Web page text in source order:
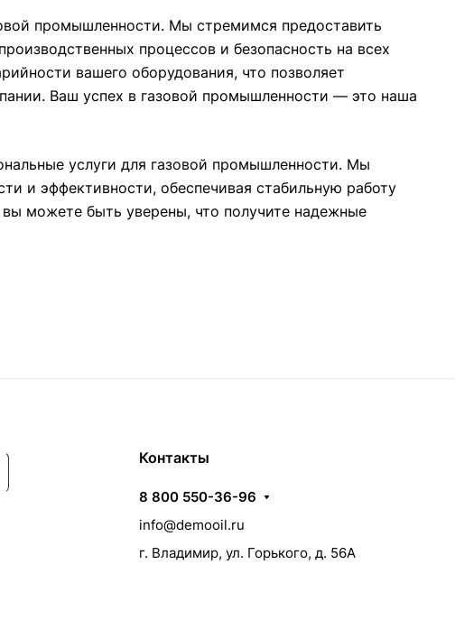
промышленности. Мы стремимся предоставить
процессов и безопасность на всех
вашего оборудования, что позволяет
Ваш успех в газовой промышленности — это наша
услуги для газовой промышленности. Мы
и эффективности, обеспечивая стабильную работу
можете быть уверены, что получите надежные
Контакты
8 800 550-36-96
info@demooil.ru
г. Владимир, ул. Горького, д. 56А